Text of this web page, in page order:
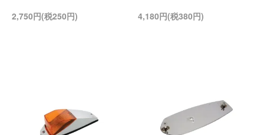
2,750円(税250円)
4,180円(税380円)